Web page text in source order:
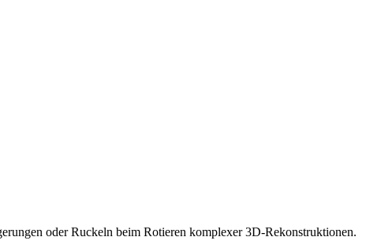
oder Ruckeln beim Rotieren komplexer 3D-Rekonstruktionen.